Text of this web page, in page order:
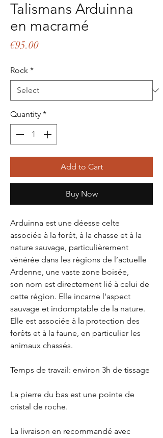
Talismans Arduinna
en macramé
€95.00Price
Rock *
Quantity *
Add to Cart
Buy Now
Arduinna est une déesse celte
associée à la forêt, à la chasse et à la
nature sauvage, particulièrement
vénérée dans les régions de l’actuelle
Ardenne, une vaste zone boisée,
son nom est directement lié à celui de
cette région. Elle incarne l'aspect
sauvage et indomptable de la nature.
Elle est associée à la protection des
forêts et à la faune, en particulier les
animaux chassés.
Temps de travail: environ 3h de tissage
La pierre du bas est une pointe de
cristal de roche.
La livraison en recommandé avec